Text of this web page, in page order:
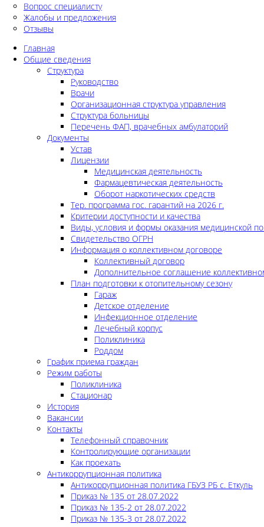
Вопрос специалисту
Жалобы и предложения
Отзывы
Главная
Общие сведения
Структура
Руководство
Врачи
Организационная структура управления
Структура больницы
Перечень ФАП, врачебных амбулаторий
Документы
Устав
Лицензии
Медицинская деятельность
Фармацевтическая деятельность
Оборот наркотических средств
Тер. программа гос. гарантий на 2026 г.
Критерии доступности и качества
Виды, условия и формы оказания медицинской
Свидетельство ОГРН
Информация о коллективном договоре
Коллективный договор
Дополнительное соглашение
План подготовки к отопительному сезону
Гараж
Детское отделение
Инфекционное отделение
Лечебный корпус
Поликлиника
Роддом
График приема граждан
Режим работы
Поликлиника
Стационар
История
Вакансии
Контакты
Телефонный справочник
Контролирующие организации
Как проехать
Антикоррупционная политика
Антикоррупционная политика ГБУЗ РБ с. Еткуль
Приказ № 135 от 28.07.2022
Приказ № 135-2 от 28.07.2022
Приказ № 135-3 от 28.07.2022